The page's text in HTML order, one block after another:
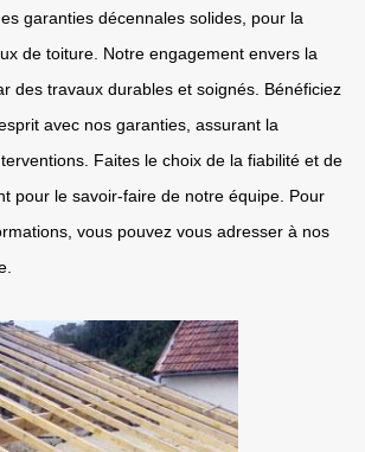
garanties décennales solides, pour la
de toiture. Notre engagement envers la
des travaux durables et soignés. Bénéficiez
avec nos garanties, assurant la
Faites le choix de la fiabilité et de
pour le savoir-faire de notre équipe. Pour
vous pouvez vous adresser à nos